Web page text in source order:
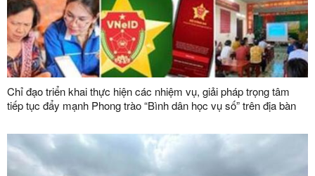
Chỉ đạo triển khai thực hiện các nhiệm vụ, giải pháp trọng tâm
tiếp tục đẩy mạnh Phong trào “Bình dân học vụ số” trên địa bàn